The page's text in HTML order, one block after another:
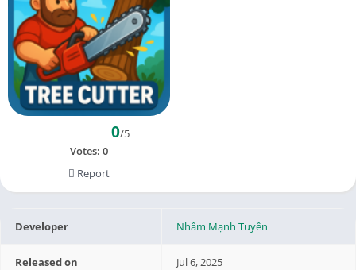
0/5
Votes: 0
Report
Developer Nhâm Mạnh Tuyền
Released on Jul 6, 2025